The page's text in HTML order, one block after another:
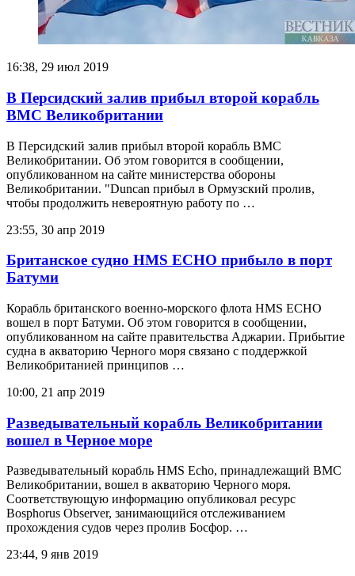
16:38, 29 июл 2019
В Персидский залив прибыл второй корабль
ВМС Великобритании
В Персидский залив прибыл второй корабль ВМС
Великобритании. Об этом говорится в сообщении,
опубликованном на сайте министерства обороны
Великобритании. "Duncan прибыл в Ормузский пролив,
чтобы продолжить невероятную работу по …
23:55, 30 апр 2019
Британское судно HMS ECHO прибыло в порт
Батуми
Корабль британского военно-морского флота HMS ECHO
вошел в порт Батуми. Об этом говорится в сообщении,
опубликованном на сайте правительства Аджарии. Прибытие
судна в акваторию Черного моря связано с поддержкой
Великобританией принципов …
10:00, 21 апр 2019
Разведывательный корабль Великобритании
вошел в Черное море
Разведывательный корабль HMS Echo, принадлежащий ВМС
Великобритании, вошел в акваторию Черного моря.
Соответствующую информацию опубликовал ресурс
Bosphorus Observer, занимающийся отслеживанием
прохождения судов через пролив Босфор. …
23:44, 9 янв 2019